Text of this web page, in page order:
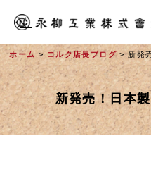
ホーム > コルク店長ブログ> 新発
新発売！日本